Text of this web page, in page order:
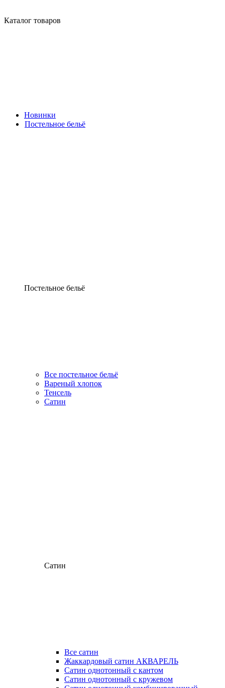
Каталог товаров
Новинки
Постельное бельё
Постельное бельё
Все постельное бельё
Вареный хлопок
Тенсель
Сатин
Сатин
Все сатин
Жаккардовый сатин АКВАРЕЛЬ
Сатин однотонный с кантом
Сатин однотонный с кружевом